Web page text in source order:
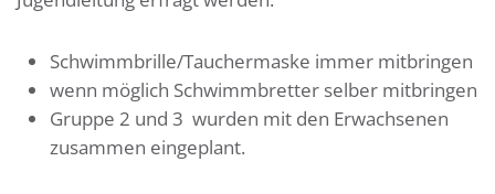
Schwimmbrille/Tauchermaske immer mitbringen
wenn möglich Schwimmbretter selber mitbringen
Gruppe 2 und 3 wurden mit den Erwachsenen
zusammen eingeplant.